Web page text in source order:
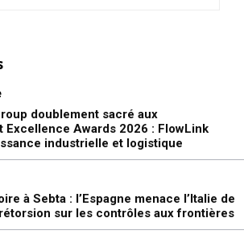
doublement sacré aux
Excellence Awards 2026 : FlowLink
industrielle et logistique
à Sebta : l’Espagne menace l’Italie de
sur les contrôles aux frontières